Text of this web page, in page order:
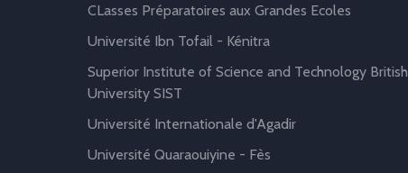
CLasses Préparatoires aux Grandes Ecoles
Université Ibn Tofail - Kénitra
Superior Institute of Science and Technology British
University SIST
Université Internationale d'Agadir
Université Quaraouiyine - Fès